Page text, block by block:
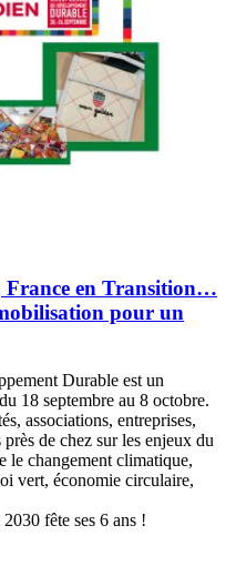
France en Transition…
pour un
Durable est un
18 septembre au 8 octobre.
associations, entreprises,
de chez sur les enjeux du
le changement climatique,
vert, économie circulaire,
fête ses 6 ans !